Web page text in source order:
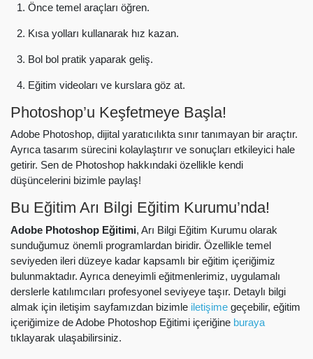
Önce temel araçları öğren.
Kısa yolları kullanarak hız kazan.
Bol bol pratik yaparak geliş.
Eğitim videoları ve kurslara göz at.
Photoshop’u Keşfetmeye Başla!
Adobe Photoshop, dijital yaratıcılıkta sınır tanımayan bir araçtır.
Ayrıca tasarım sürecini kolaylaştırır ve sonuçları etkileyici hale
getirir. Sen de Photoshop hakkındaki özellikle kendi
düşüncelerini bizimle paylaş!
Bu Eğitim Arı Bilgi Eğitim Kurumu’nda!
Adobe Photoshop Eğitimi, Arı Bilgi Eğitim Kurumu olarak
sunduğumuz önemli programlardan biridir. Özellikle temel
seviyeden ileri düzeye kadar kapsamlı bir eğitim içeriğimiz
bulunmaktadır. Ayrıca deneyimli eğitmenlerimiz, uygulamalı
derslerle katılımcıları profesyonel seviyeye taşır. Detaylı bilgi
almak için iletişim sayfamızdan bizimle iletişime geçebilir, eğitim
içeriğimize de Adobe Photoshop Eğitimi içeriğine buraya
tıklayarak ulaşabilirsiniz.